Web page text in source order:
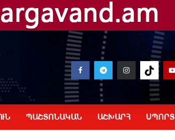
ՊԱՇՏՈՆԱԿԱՆ ԱՇԽԱՐՀ ՍՊՈՐՏ